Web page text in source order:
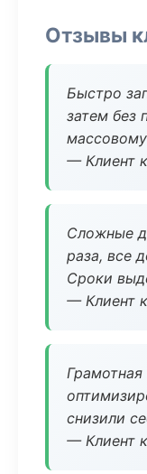
Отзывы
Быстро
затем без
— Клиент
Сложные
раза, все
Сроки
— Клиент
снизили
— Клиент